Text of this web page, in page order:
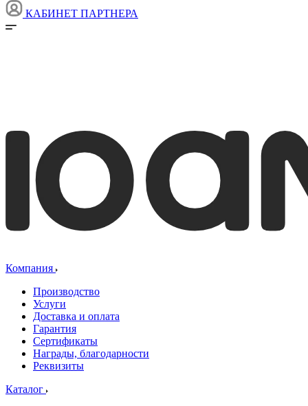
КАБИНЕТ ПАРТНЕРА
Компания
Производство
Услуги
Доставка и оплата
Гарантия
Сертификаты
Награды, благодарности
Реквизиты
Каталог